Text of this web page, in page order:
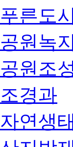
푸른도시
공원녹
공원조
조경과
자연생